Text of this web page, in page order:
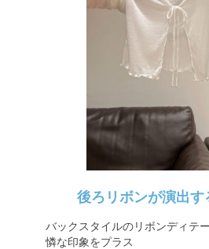
後ろリボンが演出す
バックスタイルのリボンディテ
憐な印象をプラス